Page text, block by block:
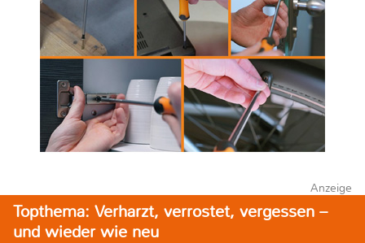
Anzeige
Topthema: Verharzt, verrostet, vergessen –
und wieder wie neu